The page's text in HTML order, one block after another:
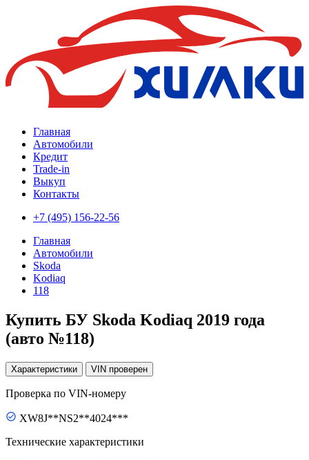
Главная
Автомобили
Кредит
Trade-in
Выкуп
Контакты
+7 (495) 156-22-56
Главная
Автомобили
Skoda
Kodiaq
118
Купить БУ Skoda Kodiaq 2019 года
(авто №118)
Характеристики VIN проверен
Проверка по VIN-номеру
XW8J**NS2**4024***
Технические характеристики